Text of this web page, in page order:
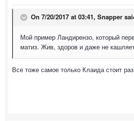
On 7/20/2017 at 03:41, Snapper
Мой пример Ландирензо, который
матиз. Жив, здоров и даже не
Все тоже самое только Клаида стоит